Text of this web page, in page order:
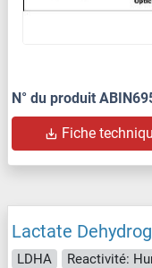
N° du produit
Fiche
Lactate
LDHA Reactivité: